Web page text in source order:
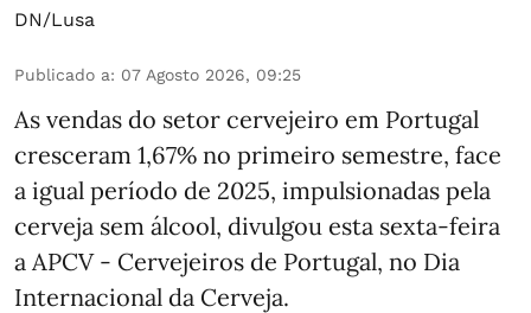
DN/Lusa
Publicado a: 07 Agosto 2026, 09:25
As vendas do setor cervejeiro em Portugal
cresceram 1,67% no primeiro semestre, face
a igual período de 2025, impulsionadas pela
cerveja sem álcool, divulgou esta sexta-feira
a APCV - Cervejeiros de Portugal, no Dia
Internacional da Cerveja.